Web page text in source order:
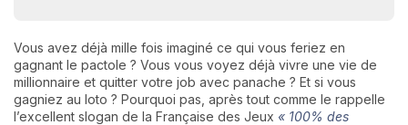
Vous avez déjà mille fois imaginé ce qui vous feriez en
gagnant le pactole ? Vous vous voyez déjà vivre une vie de
millionnaire et quitter votre job avec panache ? Et si vous
gagniez au loto ? Pourquoi pas, après tout comme le rappelle
l’excellent slogan de la Française des Jeux « 100% des